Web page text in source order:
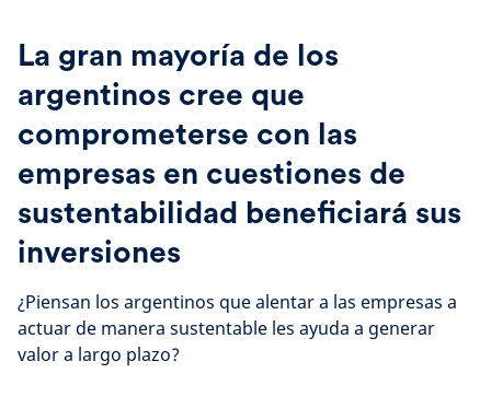
La gran mayoría de los
argentinos cree que
comprometerse con las
empresas en cuestiones de
sustentabilidad beneficiará sus
inversiones
¿Piensan los argentinos que alentar a las empresas a
actuar de manera sustentable les ayuda a generar
valor a largo plazo?